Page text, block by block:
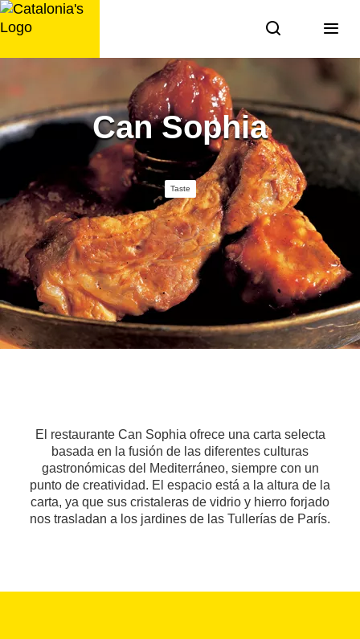
Skip
to
Can Sophia
Taste
El restaurante Can Sophia ofrece una carta selecta
basada en la fusión de las diferentes culturas
gastronómicas del Mediterráneo, siempre con un
punto de creatividad. El espacio está a la altura de la
carta, ya que sus cristaleras de vidrio y hierro forjado
nos trasladan a los jardines de las Tullerías de París.